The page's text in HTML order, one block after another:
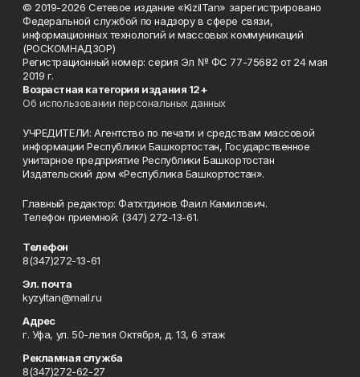
© 2019-2026 Сетевое издание «KizilTan» зарегистрировано
Федеральной службой по надзору в сфере связи,
информационных технологий и массовых коммуникаций
(РОСКОМНАДЗОР)
Регистрационный номер: серия Эл № ФС 77-75682 от 24 мая
2019 г.
Возрастная категория издания 12+
Об использовании персональных данных
УЧРЕДИТЕЛИ: Агентство по печати и средствам массовой
информации Республики Башкортостан, Государственное
унитарное предприятие Республики Башкортостан
Издательский дом «Республика Башкортостан».
Главный редактор: Фатхтдинов Фаил Камилович.
Телефон приемной: (347) 272-13-61.
Телефон
8(347)272-13-61
Эл. почта
kyzyltan@mail.ru
Адрес
г. Уфа, ул. 50-летия Октября, д. 13, 6 этаж
Рекламная служба
8(347)272-62-27